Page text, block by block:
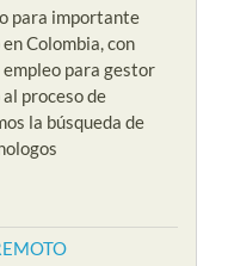
para importante
Colombia, con
para gestor
proceso de
la búsqueda de